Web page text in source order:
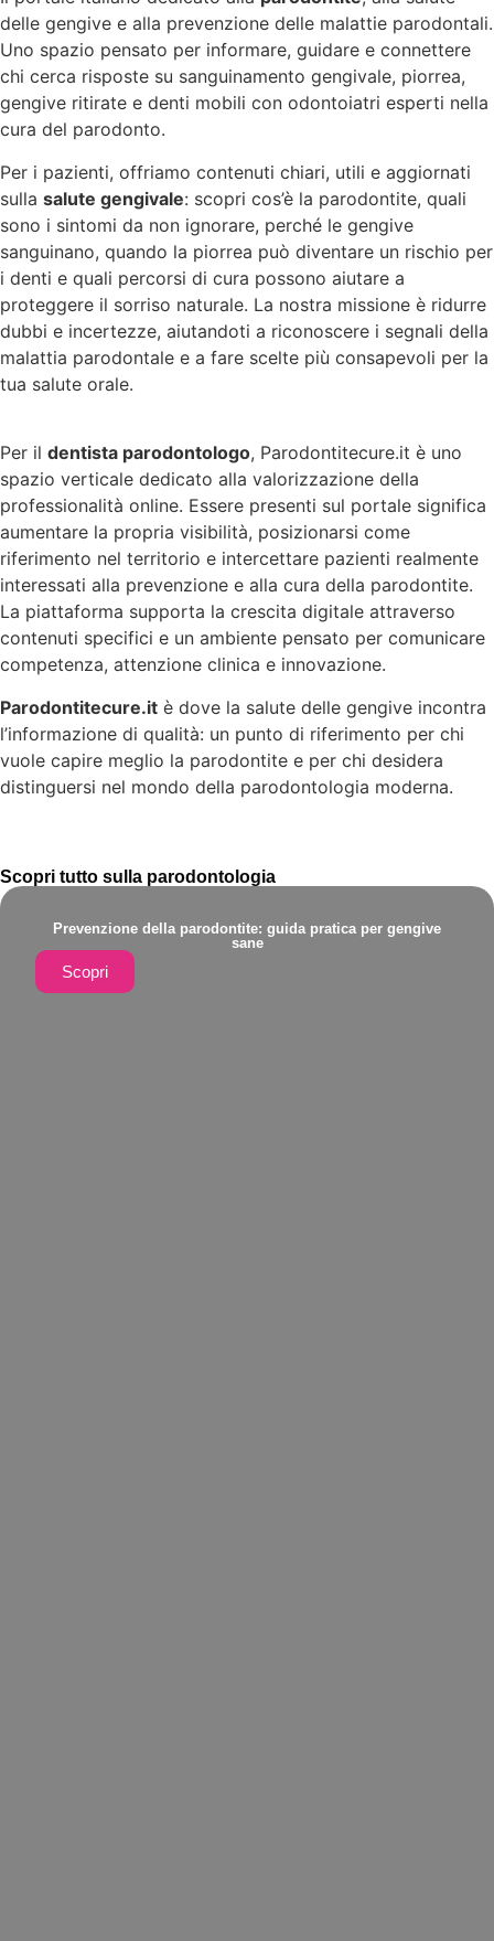
delle gengive e alla prevenzione delle malattie parodontali.
Uno spazio pensato per informare, guidare e connettere
chi cerca risposte su sanguinamento gengivale, piorrea,
gengive ritirate e denti mobili con odontoiatri esperti nella
cura del parodonto.
Per i pazienti, offriamo contenuti chiari, utili e aggiornati
sulla salute gengivale: scopri cos’è la parodontite, quali
sono i sintomi da non ignorare, perché le gengive
sanguinano, quando la piorrea può diventare un rischio per
i denti e quali percorsi di cura possono aiutare a
proteggere il sorriso naturale. La nostra missione è ridurre
dubbi e incertezze, aiutandoti a riconoscere i segnali della
malattia parodontale e a fare scelte più consapevoli per la
tua salute orale.
Per il dentista parodontologo, Parodontitecure.it è uno
spazio verticale dedicato alla valorizzazione della
professionalità online. Essere presenti sul portale significa
aumentare la propria visibilità, posizionarsi come
riferimento nel territorio e intercettare pazienti realmente
interessati alla prevenzione e alla cura della parodontite.
La piattaforma supporta la crescita digitale attraverso
contenuti specifici e un ambiente pensato per comunicare
competenza, attenzione clinica e innovazione.
Parodontitecure.it è dove la salute delle gengive incontra
l’informazione di qualità: un punto di riferimento per chi
vuole capire meglio la parodontite e per chi desidera
distinguersi nel mondo della parodontologia moderna.
Scopri tutto sulla parodontologia
Prevenzione della parodontite: guida pratica per gengive
sane
Scopri